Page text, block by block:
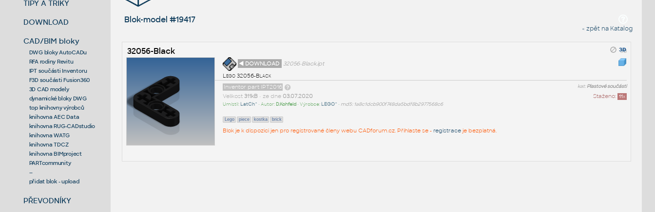
TIPY A TRIKY
DOWNLOAD
CAD/BIM bloky
DWG bloky AutoCADu
RFA rodiny Revitu
IPT součásti Inventoru
F3D součásti Fusion360
3D CAD modely
dynamické bloky DWG
top knihovny výrobců
knihovna AEC Data
knihovna RUG-CADstudio
knihovna WATG
knihovna TDCZ
knihovna BIMproject
PARTcommunity
--
přidat blok - upload
PŘEVODNÍKY
Blok-model #19417
« zpět na Katalog
32056-Black
◄ DOWNLOAD
32056-Black.ipt
Lego 32056-Black
kat:Plastové součásti
Inventor part IPT2016
Staženo: 11x
Velikost 311kB• ze dne 03.07.2020
Umístil: LatCh^ • Autor: D.Kohfeld• Výrobce: LEGO^ • md5: 1a8c1dcb900f748da5bdf8b2977568c6
Lego piece kostka brick
Blok je k dispozici jen pro registrované členy webu CADforum.cz. Přihlaste se - registraceje bezplatná.